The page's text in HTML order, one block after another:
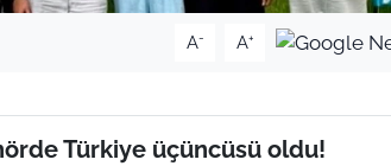
A- A+
Türkiye üçüncüsü oldu!